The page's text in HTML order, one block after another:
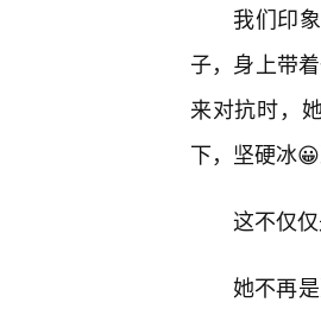
我们印
子，身上带
来对抗时，
下，坚硬冰
这不仅
她不再